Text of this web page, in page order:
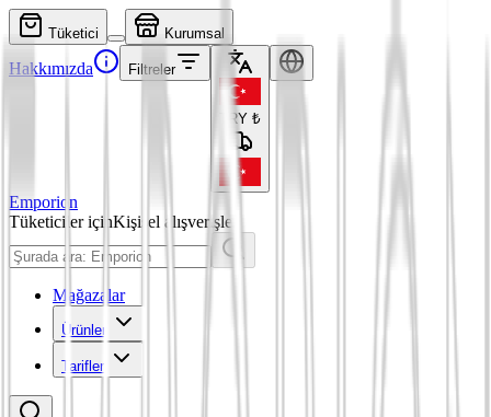
Tüketici Kurumsal
Hakkımızda Filtreler
TRY ₺
Emporion
Tüketiciler içinKişisel alışverişler
Mağazalar
Ürünler
Tarifler